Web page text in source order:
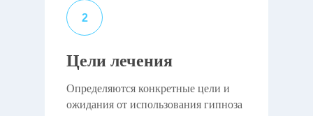
Цели лечения
Определяются конкретные цели и
ожидания от использования гипноза